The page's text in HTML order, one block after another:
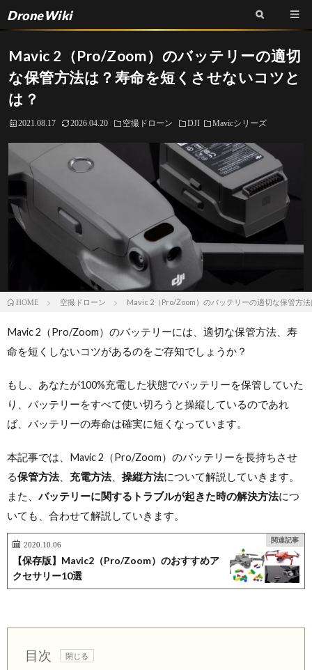
DroneWiki
Mavic 2（Pro/Zoom）のバッテリーの適切
な保管方法は？寿命を短くさせないコツと
は？
2021.08.17 2026.04.20 空撮ドローン DJI Mavicシリーズ
HOME 空撮ドローン Mavic 2（Pro/Zoom）のバッテリーの適切な保管方
Mavic 2（Pro/Zoom）のバッテリーには、適切な保管方法、寿
命を短くしないコツがあるのをご存知でしょうか？
もし、あなたが100%充電した状態でバッテリーを保管していた
り、バッテリーをすべて使い切ろうと操縦しているのであれ
ば、バッテリーの寿命は確実に短くなっています。
本記事では、Mavic 2（Pro/Zoom）のバッテリーを長持ちさせ
る保管方法 充電方法 操縦方法について解説していきます。
また、 バッテリーに関するトラブルが起きた時の解決方法につ
いても、合わせて解説していきます。
関連記事
2020.10.06
【保存版】Mavic2（Pro/Zoom）のおすすめア
クセサリー10選
目次